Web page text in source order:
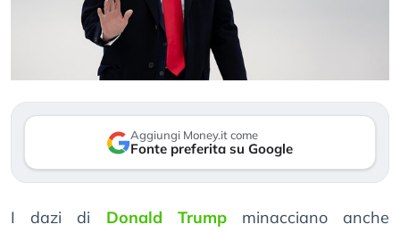
Aggiungi Money.it come
Fonte preferita su Google
I dazi di Donald Trumpminacciano anche